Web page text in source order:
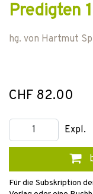
Predigten
hg. von Hartmut
CHF 82.00
Expl.
Für die Subskription